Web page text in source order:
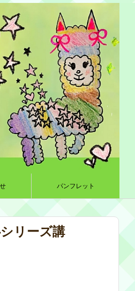
パンフレット
シリーズ講